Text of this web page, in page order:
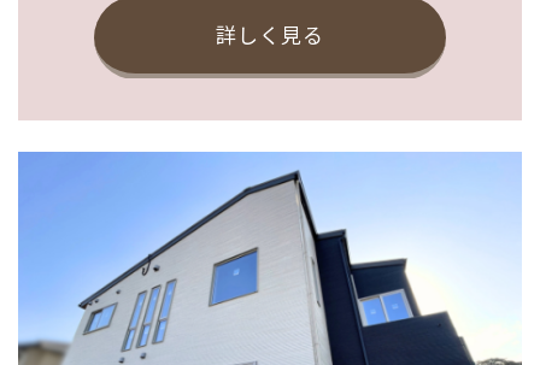
詳しく見る